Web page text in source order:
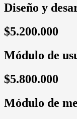
Diseño y
$5.200.000
Módulo de
$5.800.000
Módulo de